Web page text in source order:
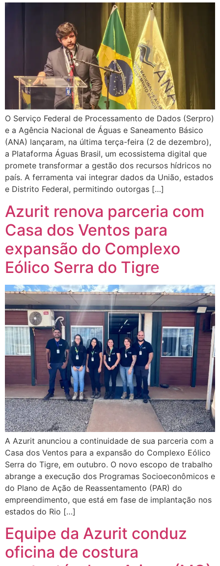
O Serviço Federal de Processamento de Dados (Serpro)
e a Agência Nacional de Águas e Saneamento Básico
(ANA) lançaram, na última terça-feira (2 de dezembro),
a Plataforma Águas Brasil, um ecossistema digital que
promete transformar a gestão dos recursos hídricos no
país. A ferramenta vai integrar dados da União, estados
e Distrito Federal, permitindo outorgas […]
Azurit renova parceria com
Casa dos Ventos para
expansão do Complexo
Eólico Serra do Tigre
A Azurit anunciou a continuidade de sua parceria com a
Casa dos Ventos para a expansão do Complexo Eólico
Serra do Tigre, em outubro. O novo escopo de trabalho
abrange a execução dos Programas Socioeconômicos e
do Plano de Ação de Reassentamento (PAR) do
empreendimento, que está em fase de implantação nos
estados do Rio […]
Equipe da Azurit conduz
oficina de costura